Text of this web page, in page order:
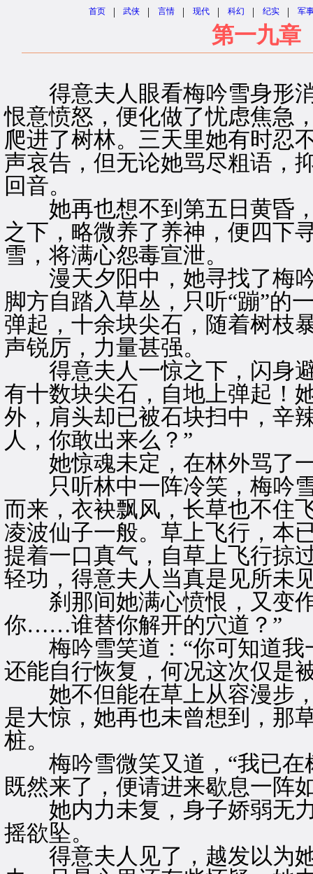
首页 | 武侠 | 言情 | 现代 | 科幻 | 纪实 | 军
第一九
得意夫人眼看梅吟雪身形消
恨意愤怒，便化做了忧虑焦急
爬进了树林。三天里她有时忍
声哀告，但无论她骂尽粗语，
回音。
她再也想不到第五日黄昏，
之下，略微养了养神，便四下
雪，将满心怨毒宣泄。
漫天夕阳中，她寻找了梅吟
脚方自踏入草丛，只听“蹦”的
弹起，十余块尖石，随着树枝
声锐厉，力量甚强。
得意夫人一惊之下，闪身避
有十数块尖石，自地上弹起！
外，肩头却已被石块扫中，辛
人，你敢出来么？”
她惊魂未定，在林外骂了一
只听林中一阵冷笑，梅吟雪
而来，衣袂飘风，长草也不住
凌波仙子一般。草上飞行，本
提着一口真气，自草上飞行掠
轻功，得意夫人当真是见所未
刹那间她满心愤恨，又变
你……谁替你解开的穴道？”
梅吟雪笑道：“你可知道我
还能自行恢复，何况这次仅是
她不但能在草上从容漫步，
是大惊，她再也未曾想到，那
桩。
梅吟雪微笑又道，“我已在
既然来了，便请进来歇息一阵
她内力未复，身子娇弱无力
摇欲坠。
得意夫人见了，越发以为她